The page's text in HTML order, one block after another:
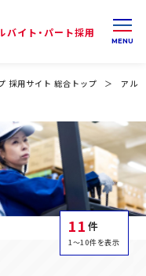
バイト・パート採用
採用サイト 総合トップ アル
11 件
1～10件を表示